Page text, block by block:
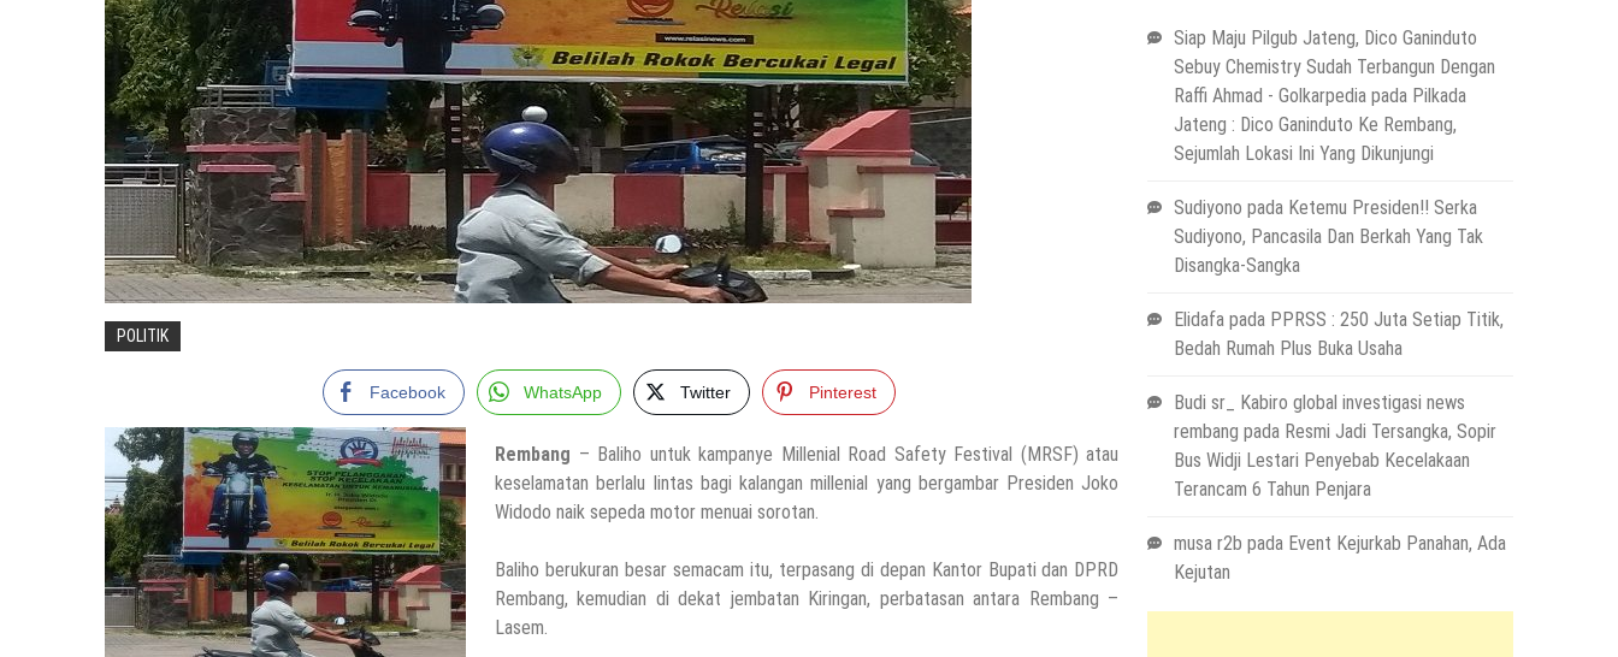
POLITIK
Facebook WhatsApp Twitter Pinterest
Rembang – Baliho untuk kampanye Millenial Road Safety Festival (MRSF) atau
keselamatan berlalu lintas bagi kalangan millenial yang bergambar Presiden Joko
Widodo naik sepeda motor menuai sorotan.
Baliho berukuran besar semacam itu, terpasang di depan Kantor Bupati dan DPRD
Rembang, kemudian di dekat jembatan Kiringan, perbatasan antara Rembang –
Lasem.
Siap Maju Pilgub Jateng, Dico Ganinduto
Sebuy Chemistry Sudah Terbangun Dengan
Raffi Ahmad - Golkarpedia pada Pilkada
Jateng : Dico Ganinduto Ke Rembang,
Sejumlah Lokasi Ini Yang Dikunjungi
Sudiyono pada Ketemu Presiden!! Serka
Sudiyono, Pancasila Dan Berkah Yang Tak
Disangka-Sangka
Elidafa pada PPRSS : 250 Juta Setiap Titik,
Bedah Rumah Plus Buka Usaha
Budi sr_ Kabiro global investigasi news
rembang pada Resmi Jadi Tersangka, Sopir
Bus Widji Lestari Penyebab Kecelakaan
Terancam 6 Tahun Penjara
musa r2b pada Event Kejurkab Panahan, Ada
Kejutan